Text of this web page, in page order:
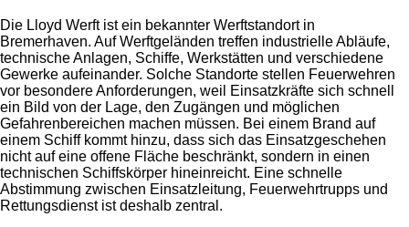
Die Lloyd Werft ist ein bekannter Werftstandort in
Bremerhaven. Auf Werftgeländen treffen industrielle Abläufe,
technische Anlagen, Schiffe, Werkstätten und verschiedene
Gewerke aufeinander. Solche Standorte stellen Feuerwehren
vor besondere Anforderungen, weil Einsatzkräfte sich schnell
ein Bild von der Lage, den Zugängen und möglichen
Gefahrenbereichen machen müssen. Bei einem Brand auf
einem Schiff kommt hinzu, dass sich das Einsatzgeschehen
nicht auf eine offene Fläche beschränkt, sondern in einen
technischen Schiffskörper hineinreicht. Eine schnelle
Abstimmung zwischen Einsatzleitung, Feuerwehrtrupps und
Rettungsdienst ist deshalb zentral.